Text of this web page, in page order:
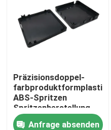
Präzisionsdoppel-
ABS-Spritzen
Spritzenherstellung
Anfrage absenden